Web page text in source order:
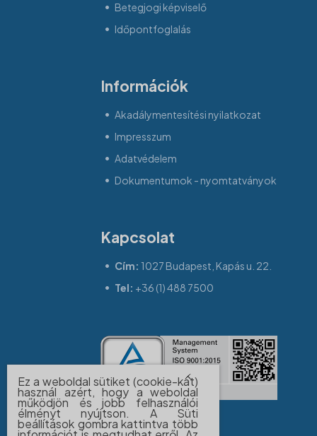
Betegjogi képviselő
Időpontfoglalás
Információk
Akadálymentesítési nyilatkozat
Impresszum
Adatvédelem
Dokumentumok - nyomtatványok
Kapcsolat
Cím: 1027 Budapest, Kapás u. 22.
Tel: +36 (1) 488 7500
Ez a weboldal sütiket (cookie-kat)
használ azért, hogy a weboldal
működjön és jobb felhasználói
élményt nyújtson. A Süti
beállítások gombra kattintva több